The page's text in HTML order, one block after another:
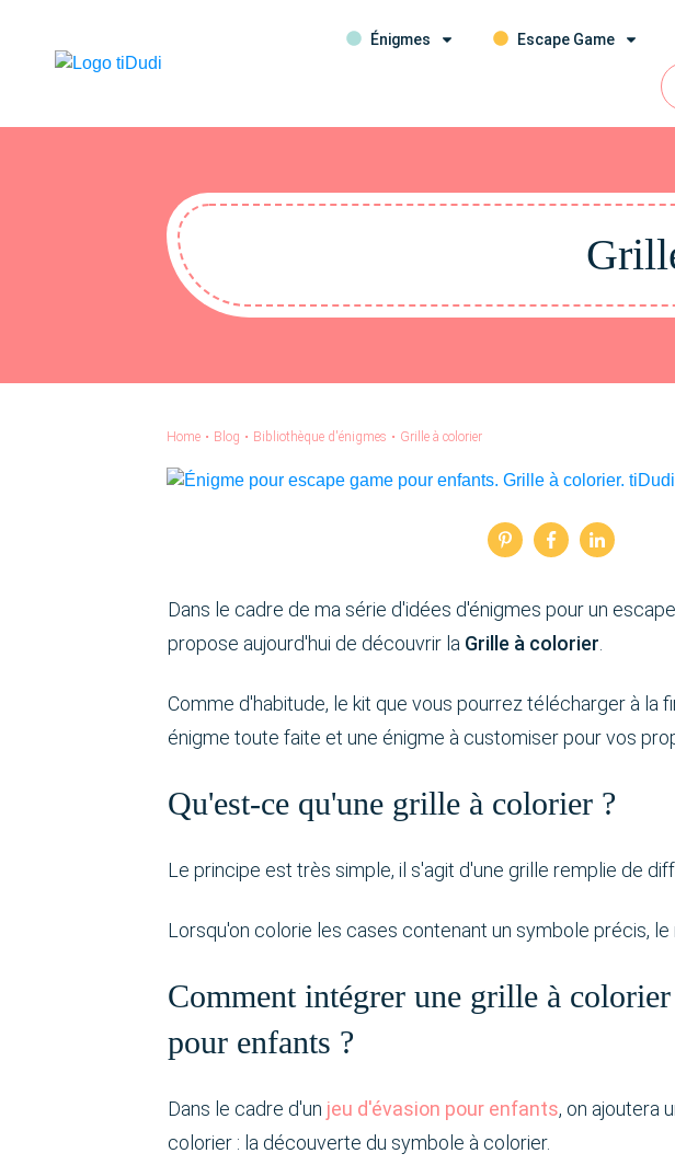
Énigmes Escape Game
Home • Blog • Bibliothèque d'énigmes • Grille à colorier
Dans le cadre de ma série d'idées d'énigmes pour un
propose aujourd'hui de découvrir la Grille à colorier
Comme d'habitude, le kit que vous pourrez télécharger à la
énigme toute faite et une énigme à customiser pour vos
Qu'est-ce qu'une grille à colorier ?
Le principe est très simple, il s'agit d'une grille remplie de
Lorsqu'on colorie les cases contenant un symbole précis,
Comment intégrer une grille à colorier
pour enfants ?
Dans le cadre d'un jeu d'évasion pour enfants, on ajoutera
colorier : la découverte du symbole à colorier.